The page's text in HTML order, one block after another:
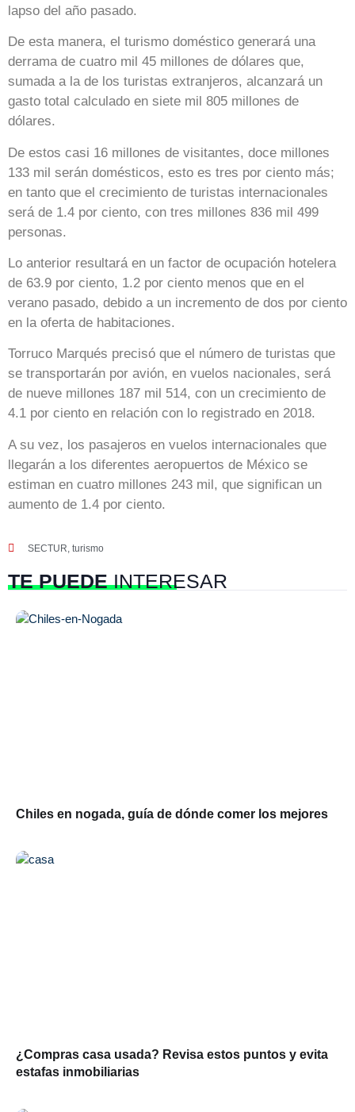
lapso del año pasado.
De esta manera, el turismo doméstico generará una
derrama de cuatro mil 45 millones de dólares que,
sumada a la de los turistas extranjeros, alcanzará un
gasto total calculado en siete mil 805 millones de
dólares.
De estos casi 16 millones de visitantes, doce millones
133 mil serán domésticos, esto es tres por ciento más;
en tanto que el crecimiento de turistas internacionales
será de 1.4 por ciento, con tres millones 836 mil 499
personas.
Lo anterior resultará en un factor de ocupación hotelera
de 63.9 por ciento, 1.2 por ciento menos que en el
verano pasado, debido a un incremento de dos por ciento
en la oferta de habitaciones.
Torruco Marqués precisó que el número de turistas que
se transportarán por avión, en vuelos nacionales, será
de nueve millones 187 mil 514, con un crecimiento de
4.1 por ciento en relación con lo registrado en 2018.
A su vez, los pasajeros en vuelos internacionales que
llegarán a los diferentes aeropuertos de México se
estiman en cuatro millones 243 mil, que significan un
aumento de 1.4 por ciento.
SECTUR, turismo
TE PUEDEINTERESAR
Chiles en nogada, guía de dónde comer los mejores
¿Compras casa usada? Revisa estos puntos y evita
estafas inmobiliarias